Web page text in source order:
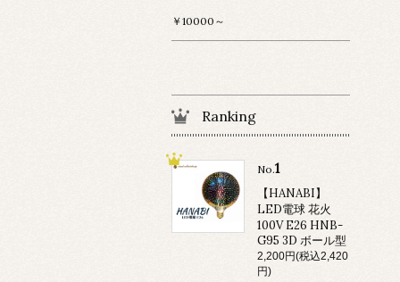
￥10000～
Ranking
No.1
【HANABI】
LED電球 花火
100V E26 HNB-
G95 3D ボール型
2,200円(税込2,420
円)